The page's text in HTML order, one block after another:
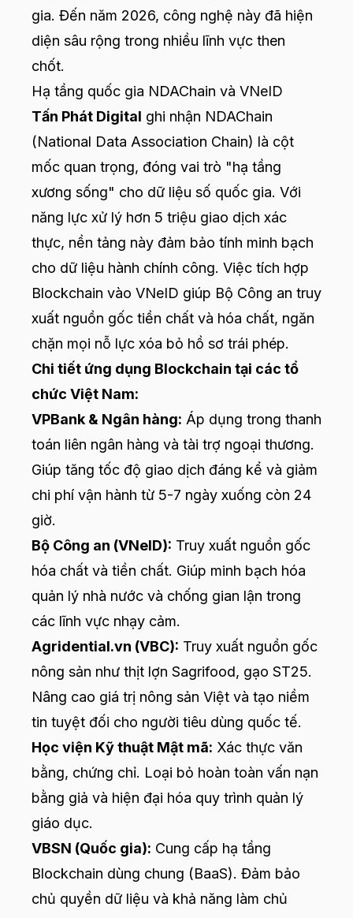
gia. Đến năm 2026, công nghệ này đã hiện
diện sâu rộng trong nhiều lĩnh vực then
chốt.
Hạ tầng quốc gia NDAChain và VNeID
Tấn Phát Digital ghi nhận NDAChain
(National Data Association Chain) là cột
mốc quan trọng, đóng vai trò "hạ tầng
xương sống" cho dữ liệu số quốc gia. Với
năng lực xử lý hơn 5 triệu giao dịch xác
thực, nền tảng này đảm bảo tính minh bạch
cho dữ liệu hành chính công. Việc tích hợp
Blockchain vào VNeID giúp Bộ Công an truy
xuất nguồn gốc tiền chất và hóa chất, ngăn
chặn mọi nỗ lực xóa bỏ hồ sơ trái phép.
Chi tiết ứng dụng Blockchain tại các tổ
chức Việt Nam:
VPBank & Ngân hàng: Áp dụng trong thanh
toán liên ngân hàng và tài trợ ngoại thương.
Giúp tăng tốc độ giao dịch đáng kể và giảm
chi phí vận hành từ 5-7 ngày xuống còn 24
giờ.
Bộ Công an (VNeID): Truy xuất nguồn gốc
hóa chất và tiền chất. Giúp minh bạch hóa
quản lý nhà nước và chống gian lận trong
các lĩnh vực nhạy cảm.
Agridential.vn (VBC): Truy xuất nguồn gốc
nông sản như thịt lợn Sagrifood, gạo ST25.
Nâng cao giá trị nông sản Việt và tạo niềm
tin tuyệt đối cho người tiêu dùng quốc tế.
Học viện Kỹ thuật Mật mã: Xác thực văn
bằng, chứng chỉ. Loại bỏ hoàn toàn vấn nạn
bằng giả và hiện đại hóa quy trình quản lý
giáo dục.
VBSN (Quốc gia): Cung cấp hạ tầng
Blockchain dùng chung (BaaS). Đảm bảo
chủ quyền dữ liệu và khả năng làm chủ